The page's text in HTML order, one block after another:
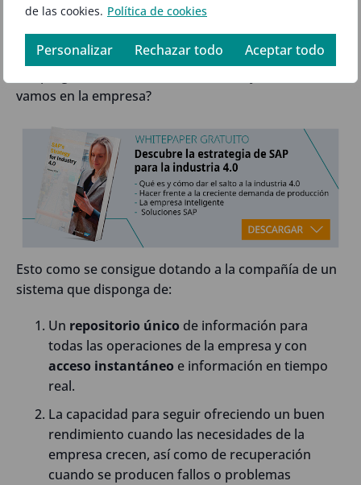
de las cookies. Política de cookies
Personalizar Rechazar todo Aceptar todo
y que el CEO de la compañía pueda tener la
información de todas las áreas de forma ordenada,
coordinada, y agrupada para poder contestar el CFO
vamos en la empresa?
Esto como se consigue dotando a la compañía de un
sistema que disponga de:
Un repositorio único de información para
todas las operaciones de la empresa y con
acceso instantáneo e información en tiempo
real.
La capacidad para seguir ofreciendo un buen
rendimiento cuando las necesidades de la
empresa crecen, así como de recuperación
cuando se producen fallos o problemas